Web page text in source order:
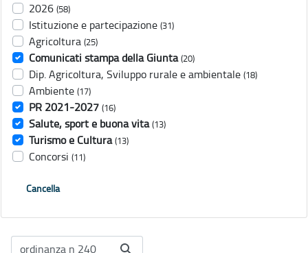
2026 (58)
Istituzione e partecipazione (31)
Agricoltura (25)
Comunicati stampa della Giunta (20)
Dip. Agricoltura, Sviluppo rurale e ambientale (18)
Ambiente (17)
PR 2021-2027 (16)
Salute, sport e buona vita (13)
Turismo e Cultura (13)
Concorsi (11)
Cancella